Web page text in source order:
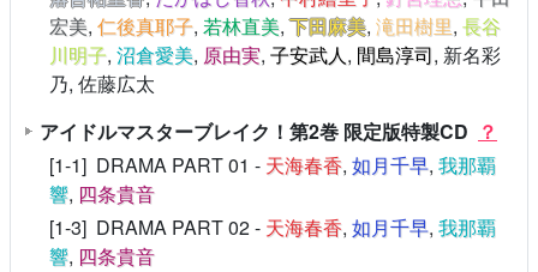
宏美, 仁後真耶子, 若林直美,下田麻美, 滝田樹里, 長谷
川明子, 沼倉愛美, 原由実, 子安武人, 間島淳司, 新名彩
乃, 佐藤広太
アイドルマスターブレイク！第2巻 限定版特製CD ？
[1-1] DRAMA PART 01 - 天海春香, 如月千早, 我那覇
響, 四条貴音
[1-3] DRAMA PART 02 - 天海春香, 如月千早, 我那覇
響, 四条貴音